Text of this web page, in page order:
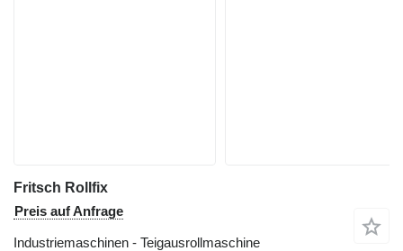
Fritsch Rollfix
Preis auf Anfrage
Industriemaschinen - Teigausrollmaschine